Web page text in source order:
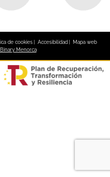
de cookies Accesibilidad
Mapa web
Binary Menorca